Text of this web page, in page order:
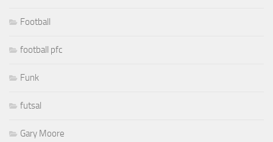
Football
football pfc
Funk
futsal
Gary Moore